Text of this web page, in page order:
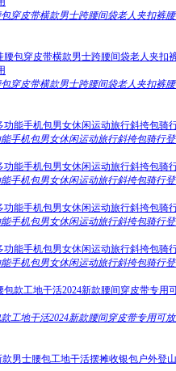
穿皮带横款男士跨腰间袋老人夹扣裤
穿皮带横款男士跨腰间袋老人夹扣裤
手机包男女休闲运动旅行斜挎包骑行
手机包男女休闲运动旅行斜挎包骑行
手机包男女休闲运动旅行斜挎包骑行
手机包男女休闲运动旅行斜挎包骑行
工地干活2024新款腰间穿皮带专用可